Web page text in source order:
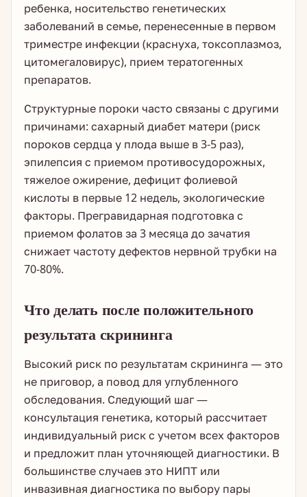
ребенка, носительство генетических
заболеваний в семье, перенесенные в первом
триместре инфекции (краснуха, токсоплазмоз,
цитомегаловирус), прием тератогенных
препаратов.
Структурные пороки часто связаны с другими
причинами: сахарный диабет матери (риск
пороков сердца у плода выше в 3-5 раз),
эпилепсия с приемом противосудорожных,
тяжелое ожирение, дефицит фолиевой
кислоты в первые 12 недель, экологические
факторы. Прегравидарная подготовка с
приемом фолатов за 3 месяца до зачатия
снижает частоту дефектов нервной трубки на
70-80%.
Что делать после положительного
результата скрининга
Высокий риск по результатам скрининга — это
не приговор, а повод для углубленного
обследования. Следующий шаг —
консультация генетика, который рассчитает
индивидуальный риск с учетом всех факторов
и предложит план уточняющей диагностики. В
большинстве случаев это НИПТ или
инвазивная диагностика по выбору пары